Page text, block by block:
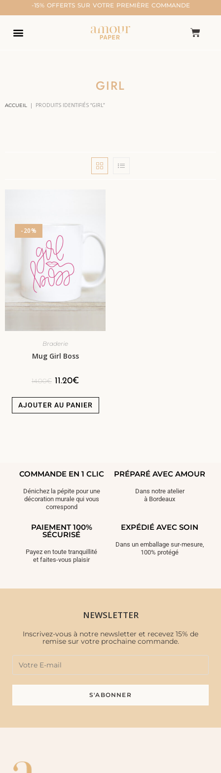
-15% OFFERTS SUR VOTRE PREMIÈRE COMMANDE
GIRL
ACCUEIL | PRODUITS IDENTIFIÉS “GIRL”
-20%
Braderie
Mug Girl Boss
14.00€ 11.20€
AJOUTER AU PANIER
COMMANDE EN 1 CLIC
Dénichez la pépite pour une
décoration murale qui vous
correspond
PRÉPARÉ AVEC AMOUR
Dans notre atelier
à Bordeaux
PAIEMENT 100%
SÉCURISÉ
Payez en toute tranquillité
et faites-vous plaisir
EXPÉDIÉ AVEC SOIN
Dans un emballage sur-mesure,
100% protégé
NEWSLETTER
Inscrivez-vous à notre newsletter et recevez 15% de
remise sur votre prochaine commande.